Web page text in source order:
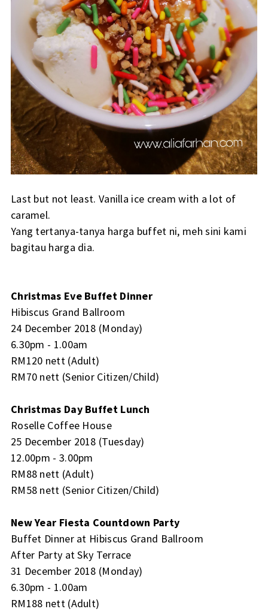
Last but not least. Vanilla ice cream with a lot of
caramel.
Yang tertanya-tanya harga buffet ni, meh sini kami
bagitau harga dia.
Christmas Eve Buffet Dinner
Hibiscus Grand Ballroom
24 December 2018 (Monday)
6.30pm - 1.00am
RM120 nett (Adult)
RM70 nett (Senior Citizen/Child)
Christmas Day Buffet Lunch
Roselle Coffee House
25 December 2018 (Tuesday)
12.00pm - 3.00pm
RM88 nett (Adult)
RM58 nett (Senior Citizen/Child)
New Year Fiesta Countdown Party
Buffet Dinner at Hibiscus Grand Ballroom
After Party at Sky Terrace
31 December 2018 (Monday)
6.30pm - 1.00am
RM188 nett (Adult)